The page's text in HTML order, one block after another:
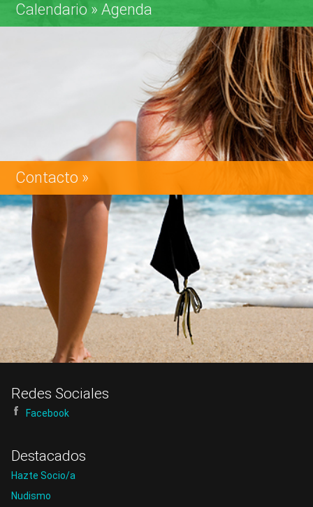
Calendario » Agenda
Eventos - Actividades - Fechas importantes.
Contacto »
Telefono, e-mails, redes sociales.
Redes Sociales
Facebook
Destacados
Hazte Socio/a
Nudismo